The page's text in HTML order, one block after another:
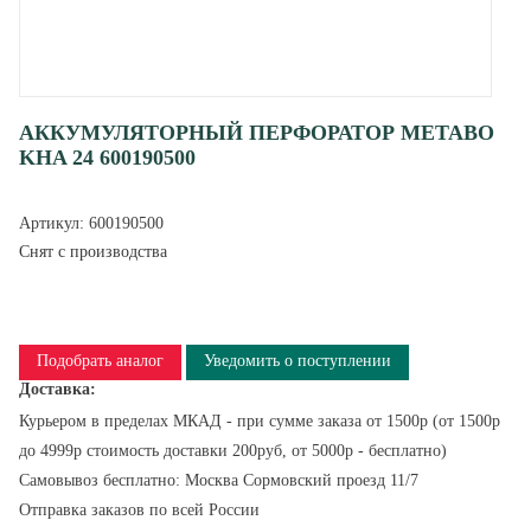
АККУМУЛЯТОРНЫЙ ПЕРФОРАТОР METABO
KHA 24 600190500
Артикул: 600190500
Снят с производства
Подобрать аналог
Уведомить о поступлении
Доставка:
Курьером в пределах МКАД - при сумме заказа от 1500р (от 1500р
до 4999р стоимость доставки 200руб, от 5000р - бесплатно)
Самовывоз бесплатно: Москва Сормовский проезд 11/7
Отправка заказов по всей России